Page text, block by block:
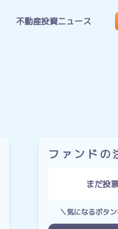
不動産投資ニュース
ファンドの
まだ投
＼気になるボタ